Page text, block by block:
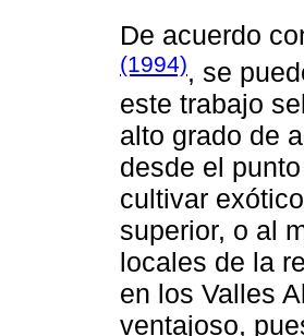
De acuerdo
(1994), se
este trabajo
alto grado de
desde el
cultivar
superior, o al
locales de la
en los Valles
ventajoso,